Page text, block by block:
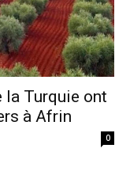
la Turquie ont
à Afrin
0